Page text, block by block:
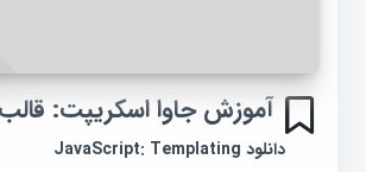
آموزش جاوا اسکریپت: قالب
دانلود JavaScript: Templating